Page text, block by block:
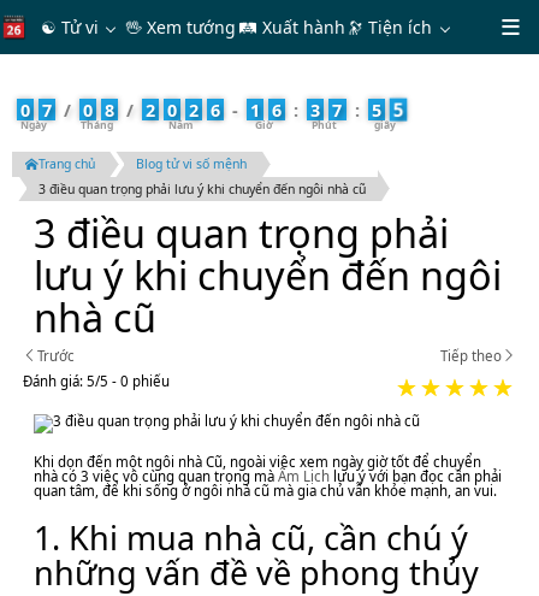
☯ Tử vi 🖖 Xem tướng 🛤 Xuất hành 🔭Tiện ích
0 7 / 0 8 / 2 0 2 6 - 1 6 : 3 7 : 5 5
Trang chủ
Blog tử vi số mệnh
3 điều quan trọng phải lưu ý khi chuyển đến ngôi nhà cũ
3 điều quan trọng phải
lưu ý khi chuyển đến ngôi
nhà cũ
Trước
Tiếp theo
Đánh giá: 5/5 - 0 phiếu
Khi dọn đến một ngôi nhà Cũ, ngoài việc xem ngày giờ tốt để chuyển
nhà có 3 việc vô cùng quan trọng mà Âm Lịch lưu ý với bạn đọc cần phải
quan tâm, để khi sống ở ngôi nhà cũ mà gia chủ vẫn khỏe mạnh, an vui.
1. Khi mua nhà cũ, cần chú ý
những vấn đề về phong thủy